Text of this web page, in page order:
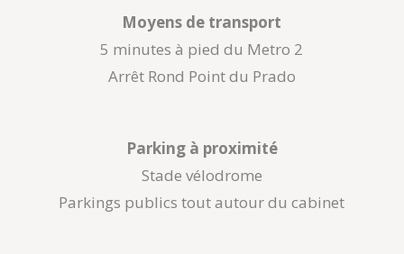
Moyens de transport
5 minutes à pied du Metro 2
Arrêt Rond Point du Prado
Parking à proximité
Stade vélodrome
Parkings publics tout autour du cabinet